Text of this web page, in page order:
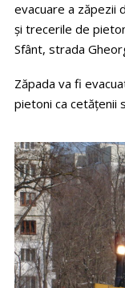
evacuare a zăpezii
și trecerile de
Sfânt, strada
Zăpada va fi
pietoni ca cetăţenii